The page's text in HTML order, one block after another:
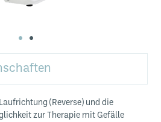
(Reverse) und die
zur Therapie mit Gefälle